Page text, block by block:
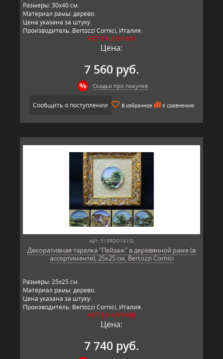
Размеры: 30х40 см.
Материал рамы: дерево.
Цена указана за штуку.
Производитель: Bertozzi Cornici, Италия.
НЕТ В НАЛИЧИИ
Цена:
7 560 руб.
Скидки при покупке
Сообщить о поступлении В избранное К сравнению
Арт: 515RDO181GI
Декоративная тарелка "Пейзаж" в деревянной раме (в
ассортименте), 25х25 см, Bertozzi Cornici
Размеры: 25х25 см.
Материал рамы: дерево.
Цена указана за штуку.
Производитель: Bertozzi Cornici, Италия.
НЕТ В НАЛИЧИИ
Цена:
7 740 руб.